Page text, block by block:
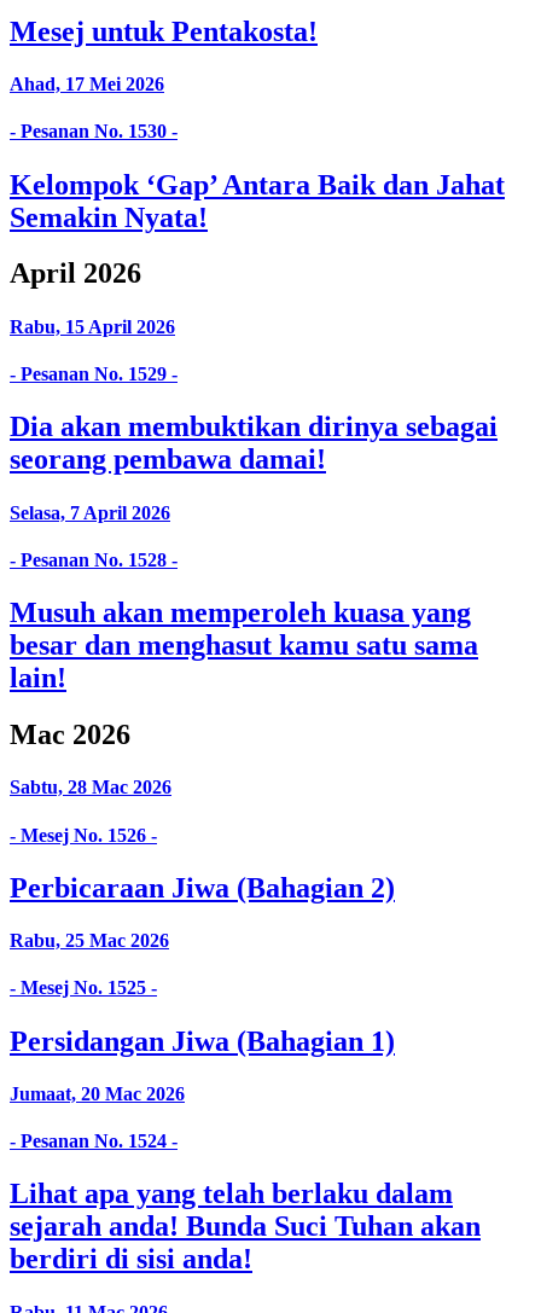
Mesej untuk Pentakosta!
Ahad, 17 Mei 2026
- Pesanan No. 1530 -
Kelompok ‘Gap’ Antara Baik dan Jahat
Semakin Nyata!
April 2026
Rabu, 15 April 2026
- Pesanan No. 1529 -
Dia akan membuktikan dirinya sebagai
seorang pembawa damai!
Selasa, 7 April 2026
- Pesanan No. 1528 -
Musuh akan memperoleh kuasa yang
besar dan menghasut kamu satu sama
lain!
Mac 2026
Sabtu, 28 Mac 2026
- Mesej No. 1526 -
Perbicaraan Jiwa (Bahagian 2)
Rabu, 25 Mac 2026
- Mesej No. 1525 -
Persidangan Jiwa (Bahagian 1)
Jumaat, 20 Mac 2026
- Pesanan No. 1524 -
Lihat apa yang telah berlaku dalam
sejarah anda! Bunda Suci Tuhan akan
berdiri di sisi anda!